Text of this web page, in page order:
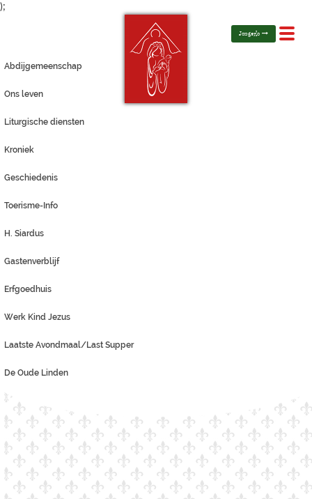
);
Toggle
Jongerlo
Abdijgemeenschap
Ons leven
Liturgische diensten
Kroniek
Geschiedenis
Toerisme-Info
H. Siardus
Gastenverblijf
Erfgoedhuis
Werk Kind Jezus
Laatste Avondmaal/Last Supper
De Oude Linden